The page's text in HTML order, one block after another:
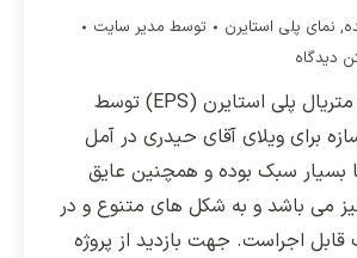
, نمای پلی استایرن توسط مدیر سایت
دیدگاه
این نمای زیبا با متریال پلی استایرن (EPS) توسط
برای ویلای آقای حیدری در آمل
بسیار سبک بوده و همچنین عایق
می باشد و به شکل های متنوع و در
اجراست. جهت بازدید از پروژه